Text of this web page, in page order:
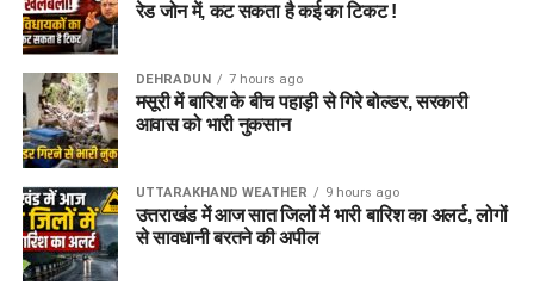
रेड जोन में, कट सकता है कई का टिकट !
DEHRADUN 7 hours ago
मसूरी में बारिश के बीच पहाड़ी से गिरे बोल्डर, सरकारी
आवास को भारी नुकसान
UTTARAKHAND WEATHER 9 hours ago
उत्तराखंड में आज सात जिलों में भारी बारिश का अलर्ट, लोगों
से सावधानी बरतने की अपील